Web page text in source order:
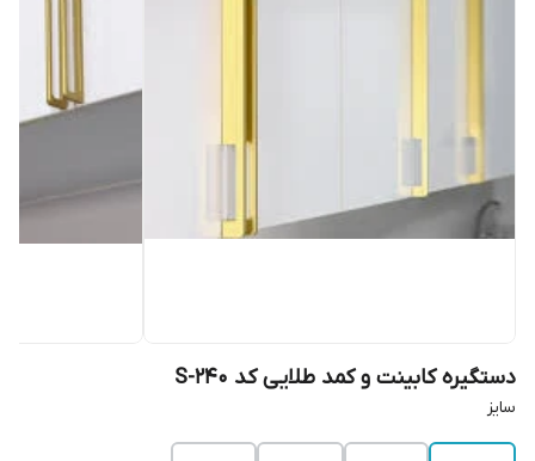
دستگیره کابینت و کمد طلایی کد S-240
سایز